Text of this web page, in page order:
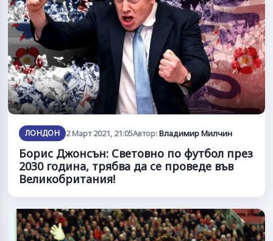
ЛОНДОН 2 Март 2021, 21:05Автор:Владимир Милчин
Борис Джонсън: Световно по футбол през
2030 година, трябва да се проведе във
Великобритания!